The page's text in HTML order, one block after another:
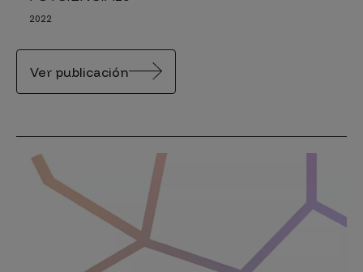
2022
Ver publicación